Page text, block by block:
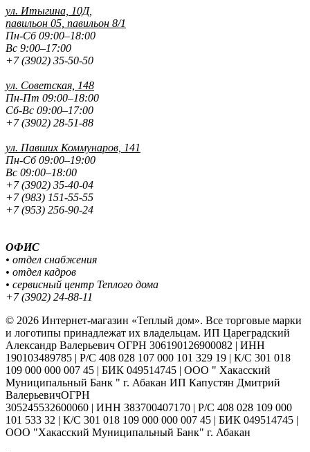
ул. Итыгина, 10Д,
павильон 05, павильон 8/1
Пн-Сб 09:00–18:00
Вс 9:00–17:00
+7 (3902) 35-50-50
ул. Советская, 148
Пн-Пт 09:00–18:00
Сб-Вс 09:00–17:00
+7 (3902) 28-51-88
ул. Павших Коммунаров, 141
Пн-Сб 09:00–19:00
Вс 09:00–18:00
+7 (3902) 35-40-04
+7 (983) 151-55-55
+7 (953) 256-90-24
ОФИС
• отдел снабжения
• отдел кадров
• сервисный центр Теплого дома
+7 (3902) 24-88-11
© 2026 Интернет-магазин «Теплый дом». Все торговые марки
и логотипы принадлежат их владельцам. ИП Цареградский
Александр Валерьевич ОГРН 306190126900082 | ИНН
190103489785 | Р/С 408 028 107 000 101 329 19 | К/С 301 018
109 000 000 007 45 | БИК 049514745 | ООО " Хакасский
Муниципальный Банк " г. Абакан ИП Капустян Дмитрий
ВалерьевичОГРН
305245532600060 | ИНН 383700407170 | Р/С 408 028 109 000
101 533 32 | К/С 301 018 109 000 000 007 45 | БИК 049514745 |
ООО "Хакасский Муниципальный Банк" г. Абакан